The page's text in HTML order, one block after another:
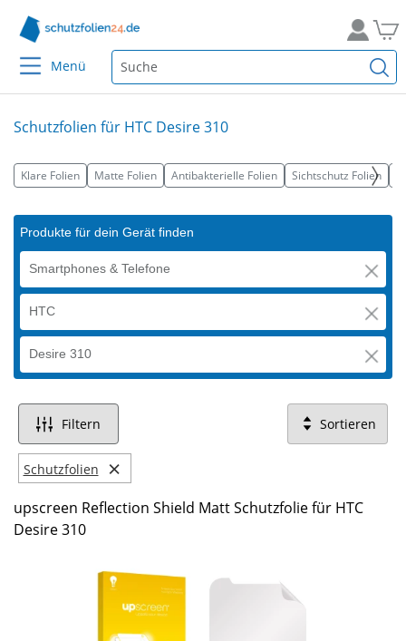
Menü
Schutzfolien für HTC Desire 310
Klare Folien Matte Folien Antibakterielle Folien Sichtschutz Folien
Produkte für dein Gerät finden
Smartphones & Telefone
HTC
Desire 310
Filtern Sortieren
Schutzfolien ×
upscreen Reflection Shield Matt Schutzfolie für HTC
Desire 310